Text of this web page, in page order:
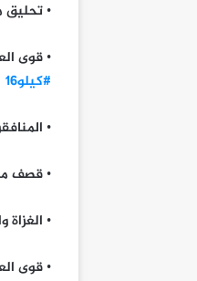
• تحليق
• قوى العدوان تقصف
#كيلو16
•
• قصف
•
• قوى العدوان